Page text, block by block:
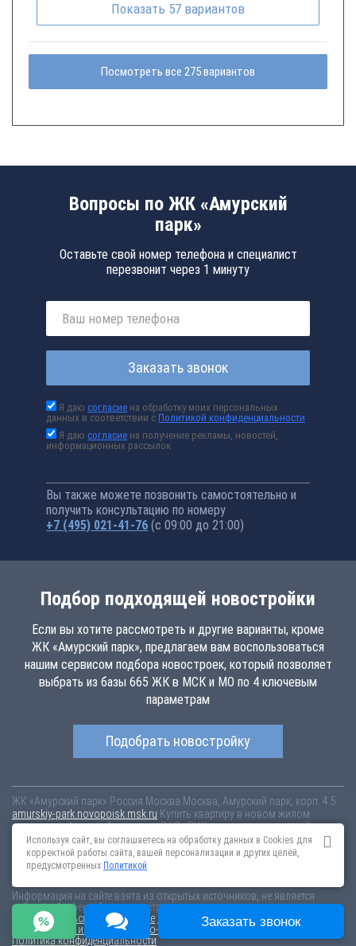
Показать 57 вариантов
Посмотреть все 275 вариантов
Вопросы по ЖК «Амурский
парк»
Оставьте свой номер телефона и специалист
перезвонит через 1 минуту
Заказать звонок
Я даюсогласие на обработку моих персональных
данных в соответствии сПолитикой конфиденциальности
Я даюсогласие на получение рекламы, новостей,
информационных рассылок
Вы также можете позвонить самостоятельно и
получить консультацию по номеру
+7 (495) 021-41-76 (с 09:00 до 21:00)
Подбор подходящей новостройки
Если вы хотите рассмотреть и другие варианты, кроме
ЖК «Амурский парк», предлагаем вам воспользоваться
нашим сервисом подбора новостроек, который позволяет
выбрать из базы 665 ЖК в МСК и МО по 4 ключевым
параметрам
Подобрать новостройку
ЖК «Амурский парк» Россия Москва Москва, Амурский парк, корп. 4.5
amurskiy-park.novopoisk.msk.ru Купить квартиру в новом жилом
комплексе «Амурский парк» от «ПАО «ПИК-специализированный
застройщик»» в районе Гольяново. Квартиры различных планировок
от 11.88 млн рублей!
Информация на сайте взята из открытых источников, не является
публичной офертой и распространяется для ознакомления.
Пользовательское соглашение
Соглашение о размещении
Пояснение об информационно-рекламном характере сведений
Политика конфиденциальности
Используя сайт, вы соглашаетесь на обработку данных в Cookies для
корректной работы сайта, вашей персонализации и других целей,
предусмотренных Политикой
Заказать звонок